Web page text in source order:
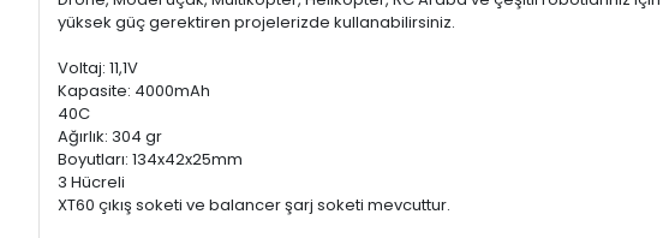
yüksek güç gerektiren projelerizde kullanabilirsiniz.
Voltaj: 11,1V
Kapasite: 4000mAh
40C
Ağırlık: 304 gr
Boyutları: 134x42x25mm
3 Hücreli
XT60 çıkış soketi ve balancer şarj soketi mevcuttur.